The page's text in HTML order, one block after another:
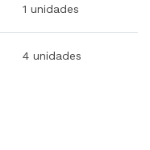
1 unidades
4 unidades